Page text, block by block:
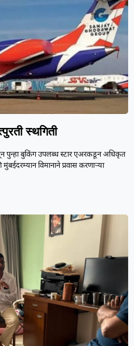
स्थगिती
पुन्हा बुकिंग उपलब्ध स्टार एअरकडून अधिकृत
विमानाने प्रवास करणाऱ्या